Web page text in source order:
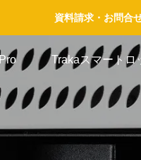
資料請求・お問合
Trakaスマートロ